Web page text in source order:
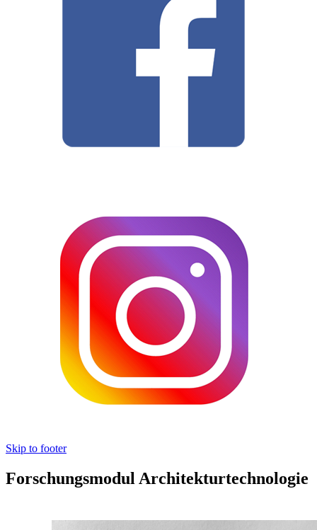
Skip to footer
Forschungsmodul Architekturtechnologie